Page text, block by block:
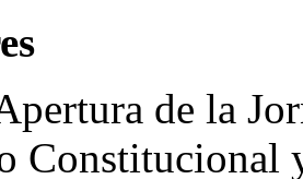
de la
Constitucional